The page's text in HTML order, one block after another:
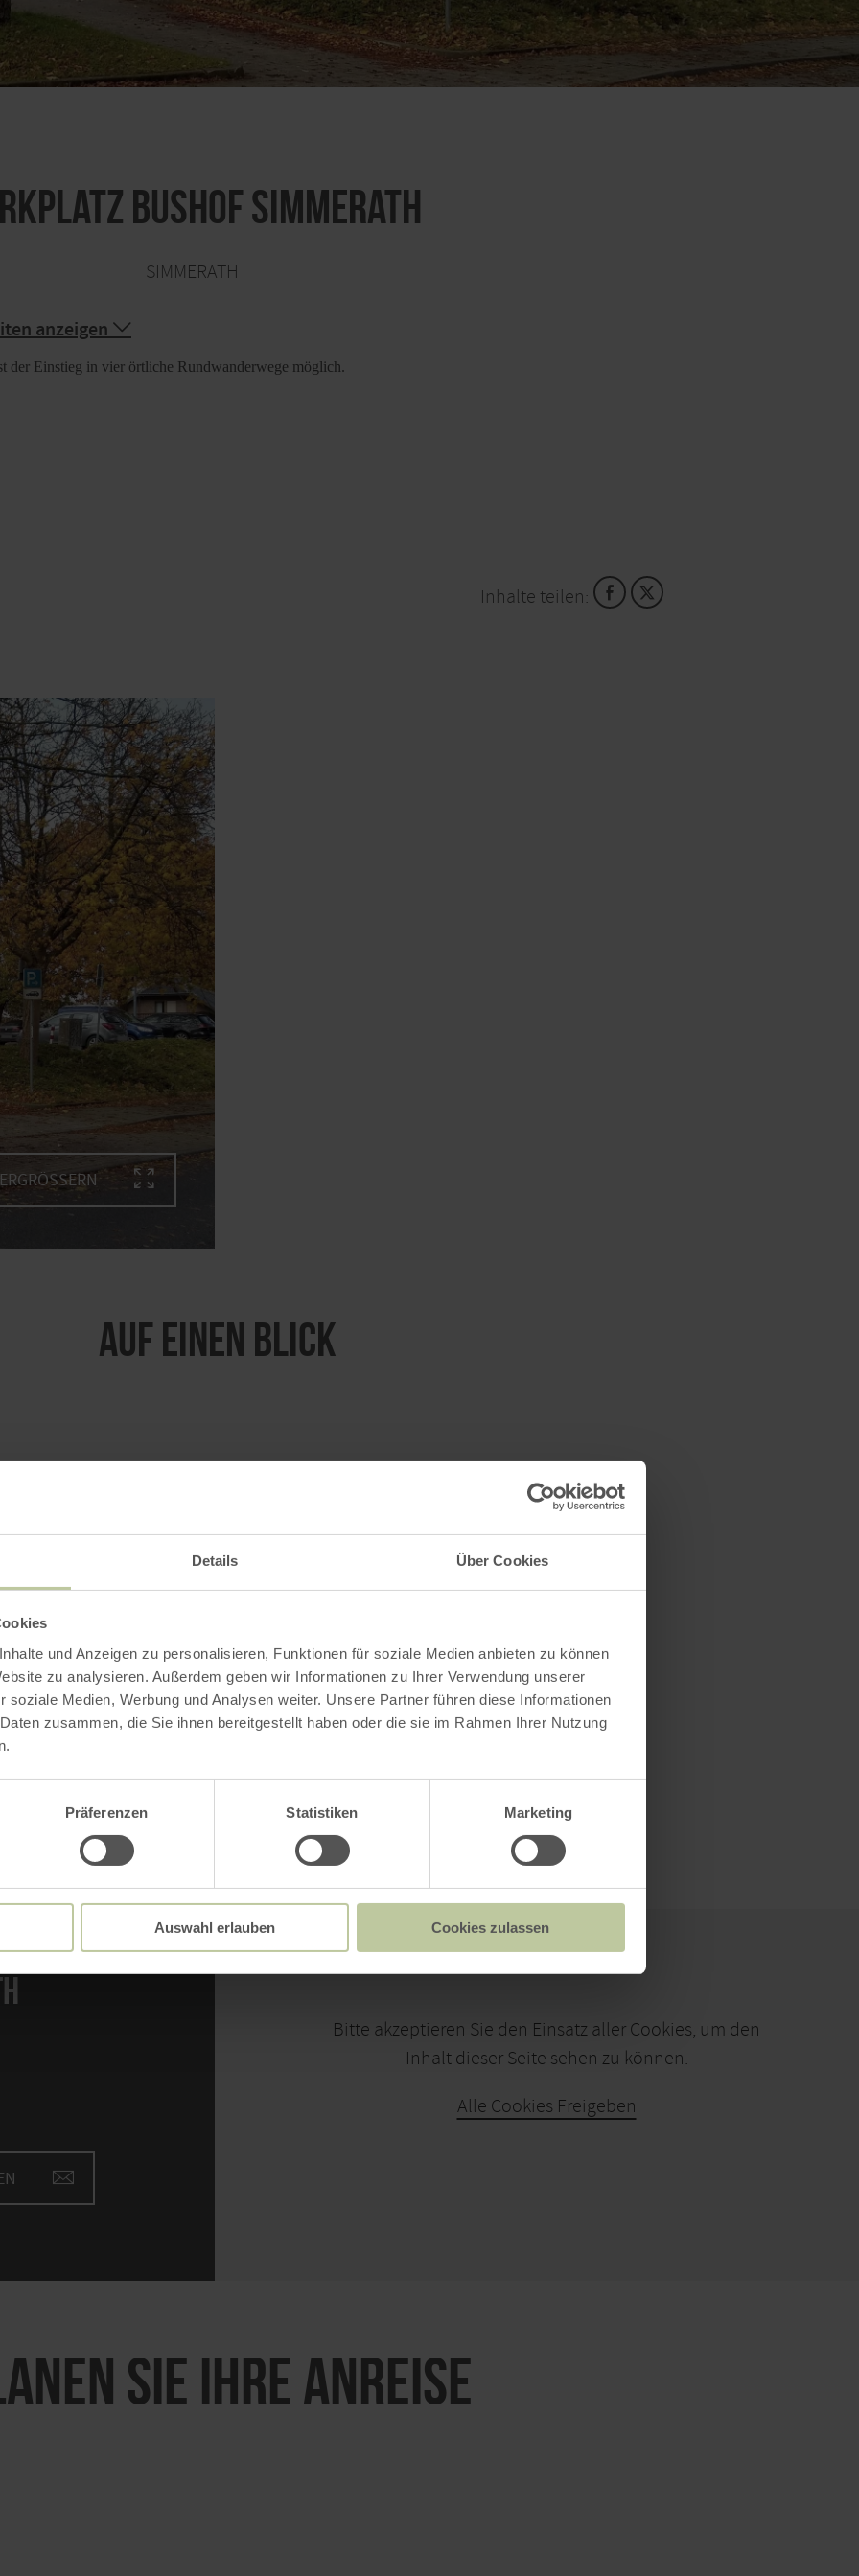
Details Über Cookies
und Anzeigen zu personalisieren, Funktionen für soziale Medien anbieten zu können
zu analysieren. Außerdem geben wir Informationen zu Ihrer Verwendung unserer
soziale Medien, Werbung und Analysen weiter. Unsere Partner führen diese Informationen
zusammen, die Sie ihnen bereitgestellt haben oder die sie im Rahmen Ihrer Nutzung
Präferenzen Statistiken Marketing
Auswahl erlauben Cookies zulassen
Bushof Simmerath
SIMMERATH
anzeigen
der Einstieg in vier örtliche Rundwanderwege möglich.
Inhalte teilen:
Auf einen Blick
zugänglich.
Bitte akzeptieren Sie den Einsatz aller Cookies, um den
Inhalt dieser Seite sehen zu können.
Alle Cookies Freigeben
SIE IHRE ANREISE